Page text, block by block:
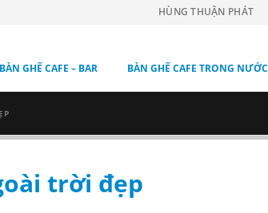
HÙNG THUẬN PHÁT
BÀN GHẾ CAFE – BAR BÀN GHẾ CAFE TRONG NƯỚC
trời đẹp